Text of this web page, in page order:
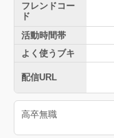
フレンドコー
ド
活動時間帯
よく使うブキ
配信URL
高卒無職